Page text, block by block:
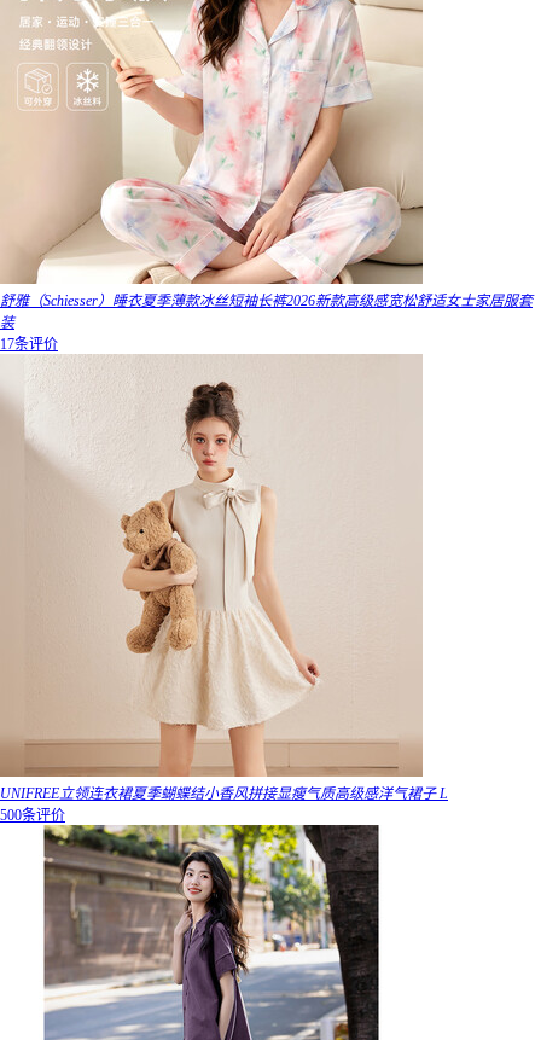
舒雅（Schiesser）睡衣夏季薄款冰丝短袖长裤2026新款高级感宽松舒适女士家居服套
装
17条评价
UNIFREE立领连衣裙夏季蝴蝶结小香风拼接显瘦气质高级感洋气裙子 L
500条评价